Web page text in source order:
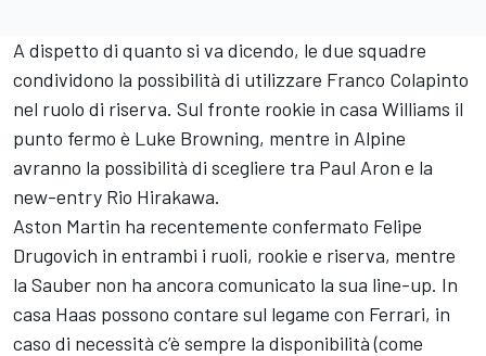
A dispetto di quanto si va dicendo, le due squadre
condividono la possibilità di utilizzare Franco Colapinto
nel ruolo di riserva. Sul fronte rookie in casa Williams il
punto fermo è Luke Browning, mentre in Alpine
avranno la possibilità di scegliere tra Paul Aron e la
new-entry Rio Hirakawa.
Aston Martin ha recentemente confermato Felipe
Drugovich in entrambi i ruoli, rookie e riserva, mentre
la Sauber non ha ancora comunicato la sua line-up. In
casa Haas possono contare sul legame con Ferrari, in
caso di necessità c’è sempre la disponibilità (come